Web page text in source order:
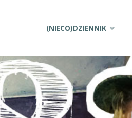
treści
(NIECO)DZIENNIK